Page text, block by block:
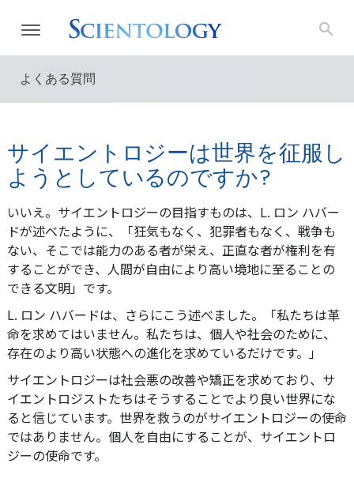
よくある質問
サイエントロジーは世界を征服し
ようとしているのですか?
いいえ。サイエントロジーの目指すものは、L. ロン ハバー
ドが述べたように、「狂気もなく、犯罪者もなく、戦争も
ない、そこでは能力のある者が栄え、正直な者が権利を有
することができ、人間が自由により高い境地に至ることの
できる文明」です。
L. ロン ハバードは、さらにこう述べました。「私たちは革
命を求めてはいません。私たちは、個人や社会のために、
存在のより高い状態への進化を求めているだけです。」
サイエントロジーは社会悪の改善や矯正を求めており、サ
イエントロジストたちはそうすることでより良い世界にな
ると信じています。世界を救うのがサイエントロジーの使命
ではありません。個人を自由にすることが、サイエントロ
ジーの使命です。